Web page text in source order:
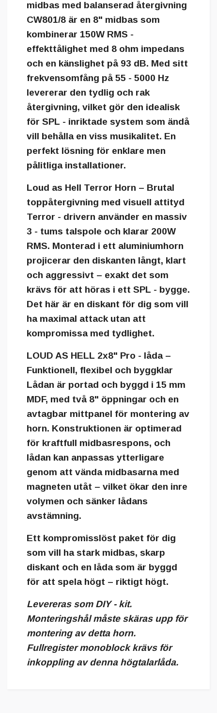
midbas med balanserad återgivning
CW801/8 är en 8" midbas som
kombinerar 150W RMS -
effekttålighet med 8 ohm impedans
och en känslighet på 93 dB. Med sitt
frekvensomfång på 55 - 5000 Hz
levererar den tydlig och rak
återgivning, vilket gör den idealisk
för SPL - inriktade system som ändå
vill behålla en viss musikalitet. En
perfekt lösning för enklare men
pålitliga installationer.
Loud as Hell Terror Horn – Brutal
toppåtergivning med visuell attityd
Terror - drivern använder en massiv
3 - tums talspole och klarar 200W
RMS. Monterad i ett aluminiumhorn
projicerar den diskanten långt, klart
och aggressivt – exakt det som
krävs för att höras i ett SPL - bygge.
Det här är en diskant för dig som vill
ha maximal attack utan att
kompromissa med tydlighet.
LOUD AS HELL 2x8" Pro - låda –
Funktionell, flexibel och byggklar
Lådan är portad och byggd i 15 mm
MDF, med två 8" öppningar och en
avtagbar mittpanel för montering av
horn. Konstruktionen är optimerad
för kraftfull midbasrespons, och
lådan kan anpassas ytterligare
genom att vända midbasarna med
magneten utåt – vilket ökar den inre
volymen och sänker lådans
avstämning.
Ett kompromisslöst paket för dig
som vill ha stark midbas, skarp
diskant och en låda som är byggd
för att spela högt – riktigt högt.
Levereras som DIY - kit.
Monteringshål måste skäras upp för
montering av detta horn.
Fullregister monoblock krävs för
inkoppling av denna högtalarlåda.